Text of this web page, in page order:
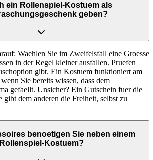
ein Rollenspiel-Kostuem als
geben?
Waehlen Sie im Zweifelsfall eine Groesse
in der Regel kleiner ausfallen. Pruefen
gibt. Ein Kostuem funktioniert am
Sie bereits wissen, dass dem
gefaellt. Unsicher? Ein Gutschein fuer die
dem anderen die Freiheit, selbst zu
benoetigen Sie neben einem
Rollenspiel-Kostuem?